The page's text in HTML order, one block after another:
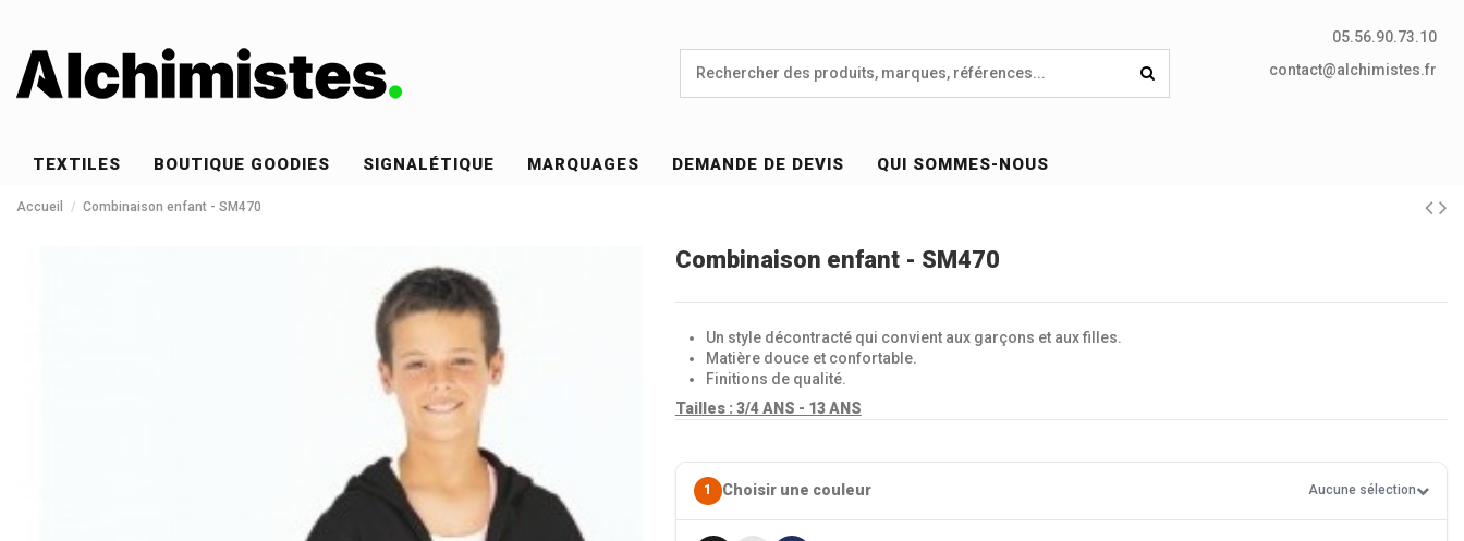
05.56.90.73.10
contact@alchimistes.fr
TEXTILES BOUTIQUE GOODIES SIGNALÉTIQUE MARQUAGES DEMANDE DE DEVIS QUI SOMMES-NOUS
Accueil Combinaison enfant - SM470
Combinaison enfant - SM470
Un style décontracté qui convient aux garçons et aux filles.
Matière douce et confortable.
Finitions de qualité.
Tailles : 3/4 ANS - 13 ANS
1 Choisir une couleur Aucune sélection